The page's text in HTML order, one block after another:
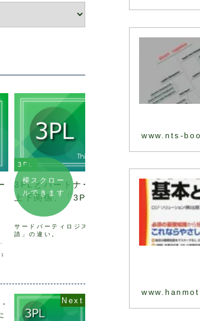
3PL
3PLとパートナー：「元請」は
上下関係、「3PL」は水平関係
サードパーティロジスティクスと「元
請」の違い。
サード
ィクス
ト
はじめに
ロジスティ
ティクスＳ
ーより)「
ィクス」
横スクロー
ルできます
www.nts-